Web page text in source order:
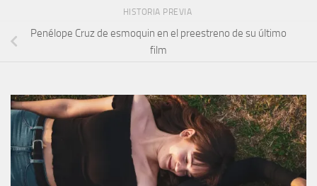
HISTORIA PREVIA
Penélope Cruz de esmoquin en el preestreno de su último
film